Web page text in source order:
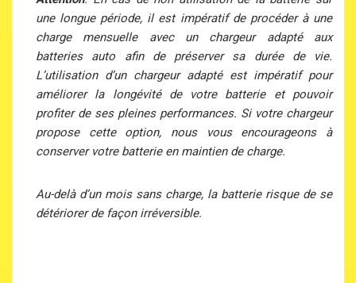
une longue période, il est impératif de procéder à une
charge mensuelle avec un chargeur adapté aux
batteries auto afin de préserver sa durée de vie.
L’utilisation d’un chargeur adapté est impératif pour
améliorer la longévité de votre batterie et pouvoir
profiter de ses pleines performances. Si votre chargeur
propose cette option, nous vous encourageons à
conserver votre batterie en maintien de charge.
Au-delà d’un mois sans charge, la batterie risque de se
détériorer de façon irréversible.